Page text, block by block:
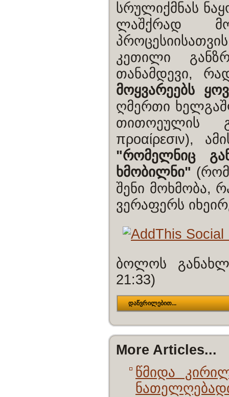
სრულიქმნას
ლაშქრად
კეთილი
თანამდევი,
მოყვარეებს
ღმერთი
თითოეულის
προαίρεσιν),
"რომელნიც
ხმობილნი"
შენი მოხმობა,
ვერაფერს
ბოლოს
21:33)
დაწვრილებით...
More Articles...
წმიდა